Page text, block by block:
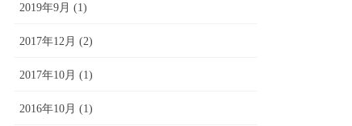
2019年9月 (1)
2017年12月 (2)
2017年10月 (1)
2016年10月 (1)